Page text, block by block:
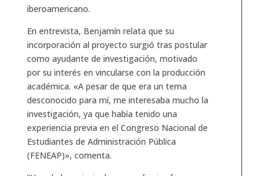
iberoamericano.
En entrevista, Benjamín relata que su
incorporación al proyecto surgió tras postular
como ayudante de investigación, motivado
por su interés en vincularse con la producción
académica. «A pesar de que era un tema
desconocido para mí, me interesaba mucho la
investigación, ya que había tenido una
experiencia previa en el Congreso Nacional de
Estudiantes de Administración Pública
(FENEAP)», comenta.